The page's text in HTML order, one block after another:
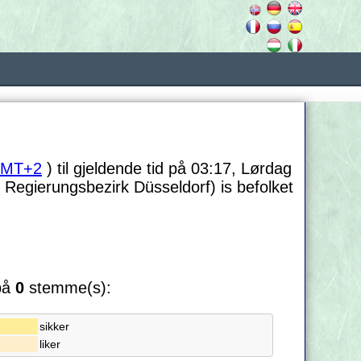
) til gjeldende tid på 03:17, Lørdag
Düsseldorf) is befolket
0 stemme(s):
sikker
liker